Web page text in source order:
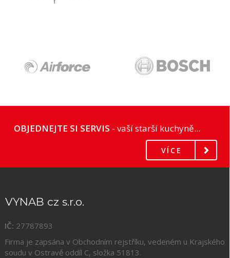
OBJEDNEJTE SI SERVIS - vaší starší kuchyně...
VÍCE
VYNAB cz s.r.o.
IČ: 27787893
Firma je zapsána v Obchodním rejstříku, vedeném u Krajského
soudu v Ostravě oddíl C, složka 51813.